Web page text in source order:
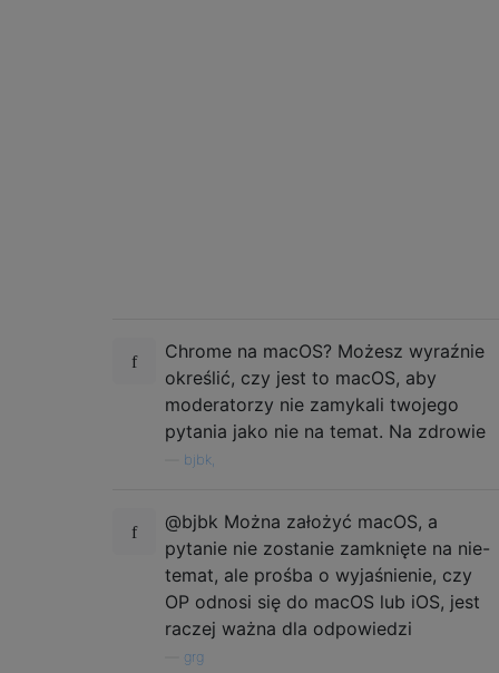
Chrome na macOS? Możesz wyraźnie
określić, czy jest to macOS, aby
moderatorzy nie zamykali twojego
pytania jako nie na temat. Na zdrowie
bjbk,
@bjbk Można założyć macOS, a
pytanie nie zostanie zamknięte na nie-
temat, ale prośba o wyjaśnienie, czy
OP odnosi się do macOS lub iOS, jest
raczej ważna dla odpowiedzi
grg